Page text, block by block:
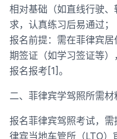
相对基础（如直线行驶
求，认真练习后易通过；
报名前提：需在菲律宾
期签证（如学习签证等
报名报考[1]。
二、菲律宾学驾照所需材
报名菲律宾驾照考试，
律宾当地车管所（LTO）